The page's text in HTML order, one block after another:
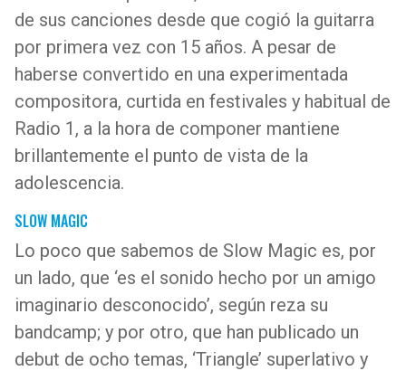
de sus canciones desde que cogió la guitarra
por primera vez con 15 años. A pesar de
haberse convertido en una experimentada
compositora, curtida en festivales y habitual de
Radio 1, a la hora de componer mantiene
brillantemente el punto de vista de la
adolescencia.
SLOW MAGIC
Lo poco que sabemos de Slow Magic es, por
un lado, que ‘es el sonido hecho por un amigo
imaginario desconocido’, según reza su
bandcamp; y por otro, que han publicado un
debut de ocho temas, ‘Triangle’ superlativo y